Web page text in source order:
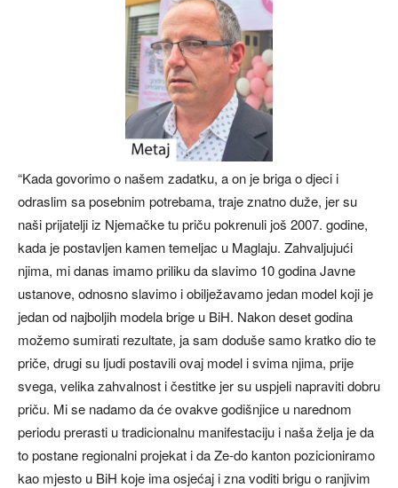
“Kada govorimo o našem zadatku, a on je briga o djeci i
odraslim sa posebnim potrebama, traje znatno duže, jer su
naši prijatelji iz Njemačke tu priču pokrenuli još 2007. godine,
kada je postavljen kamen temeljac u Maglaju. Zahvaljujući
njima, mi danas imamo priliku da slavimo 10 godina Javne
ustanove, odnosno slavimo i obilježavamo jedan model koji je
jedan od najboljih modela brige u BiH. Nakon deset godina
možemo sumirati rezultate, ja sam doduše samo kratko dio te
priče, drugi su ljudi postavili ovaj model i svima njima, prije
svega, velika zahvalnost i čestitke jer su uspjeli napraviti dobru
priču. Mi se nadamo da će ovakve godišnjice u narednom
periodu prerasti u tradicionalnu manifestaciju i naša želja je da
to postane regionalni projekat i da Ze-do kanton pozicioniramo
kao mjesto u BiH koje ima osjećaj i zna voditi brigu o ranjivim